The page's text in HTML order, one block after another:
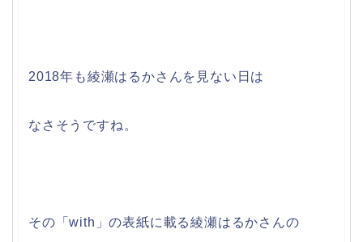
2018年も綾瀬はるかさんを見ない日は
なさそうですね。
その「with」の表紙に載る綾瀬はるかさんの